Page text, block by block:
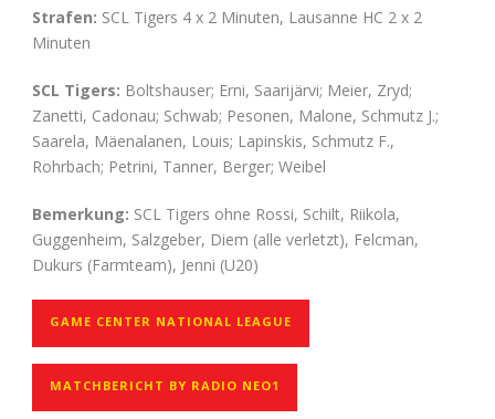
Strafen: SCL Tigers 4 x 2 Minuten, Lausanne HC 2 x 2
Minuten
SCL Tigers: Boltshauser; Erni, Saarijärvi; Meier, Zryd;
Zanetti, Cadonau; Schwab; Pesonen, Malone, Schmutz J.;
Saarela, Mäenalanen, Louis; Lapinskis, Schmutz F.,
Rohrbach; Petrini, Tanner, Berger; Weibel
Bemerkung: SCL Tigers ohne Rossi, Schilt, Riikola,
Guggenheim, Salzgeber, Diem (alle verletzt), Felcman,
Dukurs (Farmteam), Jenni (U20)
GAME CENTER NATIONAL LEAGUE
MATCHBERICHT BY RADIO NEO1